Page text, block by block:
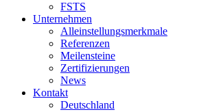
FSTS
Unternehmen
Alleinstellungsmerkmale
Referenzen
Meilensteine
Zertifizierungen
News
Kontakt
Deutschland